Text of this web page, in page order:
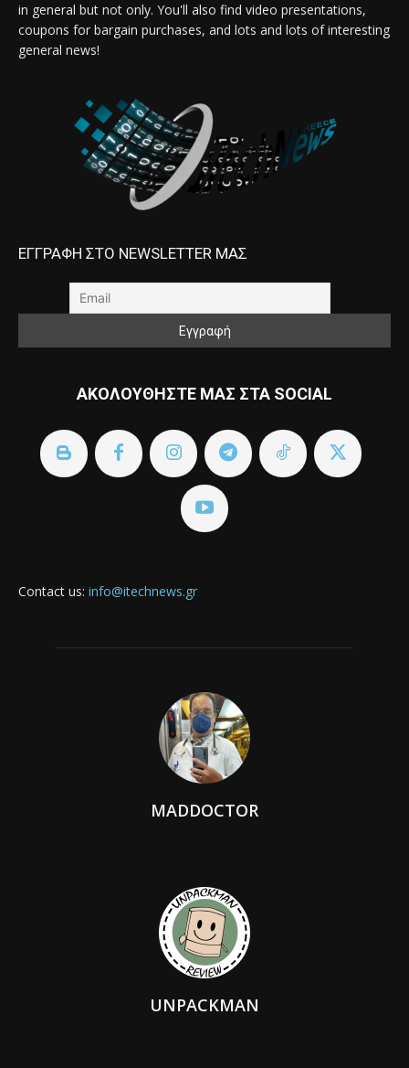
in general but not only. You'll also find video presentations,
coupons for bargain purchases, and lots and lots of interesting
general news!
ΕΓΓΡΑΦΗ ΣΤΟ NEWSLETTER ΜΑΣ
ΑΚΟΛΟΥΘΗΣΤΕ ΜΑΣ ΣΤΑ SOCIAL
Contact us: info@itechnews.gr
MADDOCTOR
UNPACKMAN